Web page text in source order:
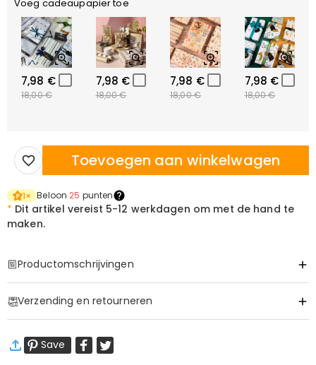
Voeg cadeaupapier toe
7,98 €
18,00 €
7,98 €
18,00 €
7,98 €
18,00 €
7,98 €
18,00 €
Toevoegen aan winkelwagen
1× Beloon 25 punten
* Dit artikel vereist 5-12 werkdagen om met de hand te
maken.
Productomschrijvingen
Verzending en retourneren
Wij willen dat u zich comfortabel en zeker voelt tijdens het
Save